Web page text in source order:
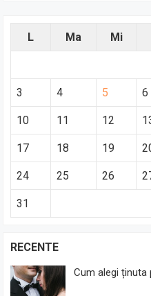
L Ma Mi
3 4 5 6
10 11 12
17 18 19
24 25 26
31
RECENTE
Cum alegi